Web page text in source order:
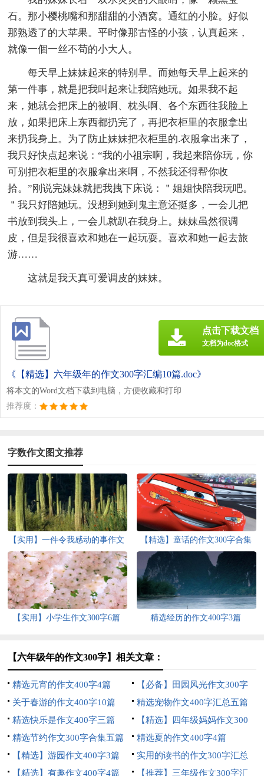
石。那小樱桃嘴和那甜甜的小酒窝。通红的小脸。好似
那熟透了的大苹果。平时像那古怪的小孩，认真起来，
就像一個一丝不苟的小大人。
每天早上妹妹起来的特别早。而她每天早上起来的
第一件事，就是把我叫起来让我陪她玩。如果我不起
来，她就会把床上的被啊、枕头啊、各个东西往我脸上
放，如果把床上东西都扔完了，再把衣柜里的衣服拿出
来扔我身上。为了防止妹妹把衣柜里的.衣服拿出来了，
我只好快点起来说：“我的小祖宗啊，我起来陪你玩，你
可别把衣柜里的衣服拿出来啊，不然我还得帮你收
拾。”刚说完妹妹就把我拽下床说：＂姐姐快陪我玩吧。
＂我只好陪她玩。没想到她到鬼主意还挺多，一会儿把
书放到我头上，一会儿就趴在我身上。妹妹虽然很调
皮，但是我很喜欢和她在一起玩耍。喜欢和她一起去旅
游……
这就是我天真可爱调皮的妹妹。
《【精选】六年级年的作文300字汇编10篇.doc》
将本文的Word文档下载到电脑，方便收藏和打印
推荐度：
点击下载文档
文档为doc格式
字数作文图文推荐
【实用】一件令我感动的事作文
300字4篇
【精选】童话的作文300字合集
【实用】小学生作文300字6篇 精选经历的作文400字3篇
【六年级年的作文300字】相关文章：
精选元宵的作文400字4篇
【必备】田园风光作文300字
合集6篇
关于春游的作文400字10篇
精选宠物作文400字汇总五篇
精选快乐是作文400字三篇
【精选】四年级妈妈作文300
字集锦七篇
精选节约作文300字合集五篇
精选夏的作文400字4篇
【精选】游园作文400字3篇
实用的读书的作文300字汇总
六篇
【精选】有趣作文400字4篇 【推荐】三年级作文300字汇